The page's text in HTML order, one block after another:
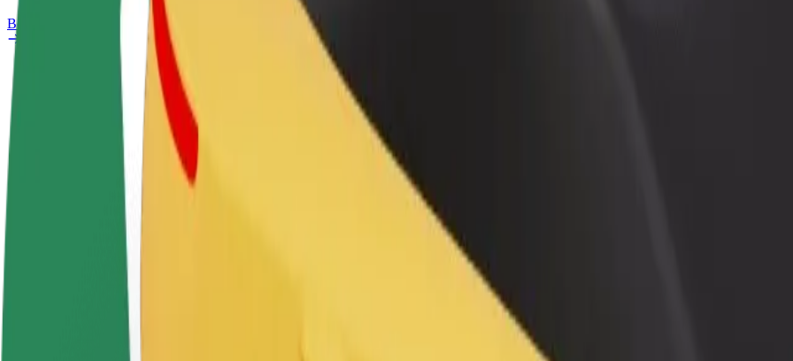
Bolt Plus
Πώς να συμμετάσχετε
Συχνές Ερωτήσεις
Κερδίστε χρήματα με τους
δικούς σας όρους
Προσθήκη εστιατορίου ή
καταστήματος
Πλησιάστε περισσότερους πελάτες
και αυξήστε τα κέρδη σας
Ψάχνεις τον καλύτερο τρόπο να φτάσεις από Depo σε One More Club; Εξερεύνησε τις υπηρεσίες μας και βρες την ιδανική για το ταξίδι σου.